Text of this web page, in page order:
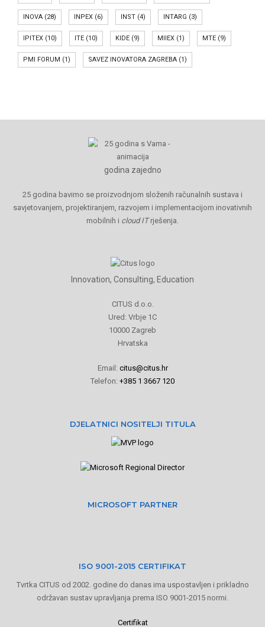
INOVA (28) INPEX (6) INST (4) INTARG (3)
IPITEX (10) ITE (10) KIDE (9) MIIEX (1) MTE (9)
PMI FORUM (1) SAVEZ INOVATORA ZAGREBA (1)
godina zajedno
25 godina bavimo se proizvodnjom složenih računalnih sustava i
savjetovanjem, projektiranjem, razvojem i implementacijom inovativnih
mobilnih i cloud ITrješenja.
Innovation, Consulting, Education
CITUS d.o.o.
Ured: Vrbje 1C
10000 Zagreb
Hrvatska
Email: citus@citus.hr
Telefon: +385 1 3667 120
DJELATNICI NOSITELJI TITULA
MICROSOFT PARTNER
ISO 9001-2015 CERTIFIKAT
Tvrtka CITUS od 2002. godine do danas ima uspostavljen i prikladno
održavan sustav upravljanja prema ISO 9001-2015 normi.
Certifikat